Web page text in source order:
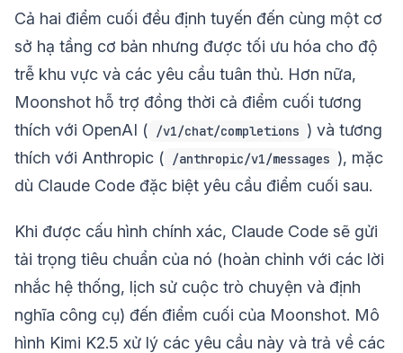
Cả hai điểm cuối đều định tuyến đến cùng một cơ
sở hạ tầng cơ bản nhưng được tối ưu hóa cho độ
trễ khu vực và các yêu cầu tuân thủ. Hơn nữa,
Moonshot hỗ trợ đồng thời cả điểm cuối tương
thích với OpenAI ( /v1/chat/completions ) và tương
thích với Anthropic ( /anthropic/v1/messages ), mặc
dù Claude Code đặc biệt yêu cầu điểm cuối sau.
Khi được cấu hình chính xác, Claude Code sẽ gửi
tải trọng tiêu chuẩn của nó (hoàn chỉnh với các lời
nhắc hệ thống, lịch sử cuộc trò chuyện và định
nghĩa công cụ) đến điểm cuối của Moonshot. Mô
hình Kimi K2.5 xử lý các yêu cầu này và trả về các